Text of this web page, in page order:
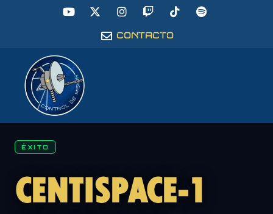
CONTACTO
ÉXITO
CENTISPACE-1